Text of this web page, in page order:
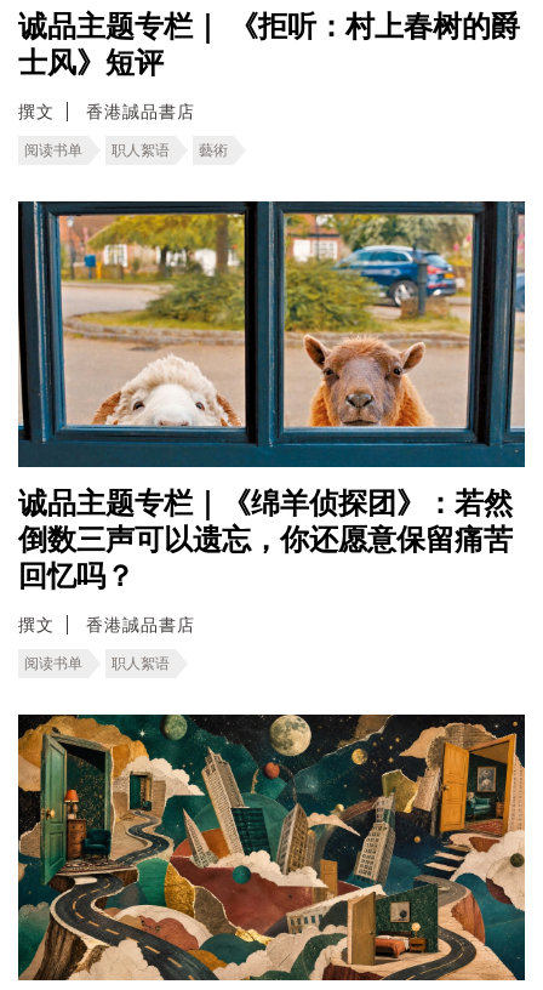
诚品主题专栏｜ 《拒听：村上春树的爵
士风》短评
撰文 香港誠品書店
阅读书单 职人絮语 藝術
诚品主题专栏｜《绵羊侦探团》：若然
倒数三声可以遗忘，你还愿意保留痛苦
回忆吗？
撰文 香港誠品書店
阅读书单 职人絮语